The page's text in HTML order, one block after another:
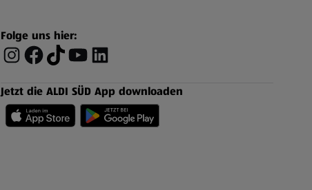
Folge uns hier:
Jetzt die ALDI SÜD App downloaden